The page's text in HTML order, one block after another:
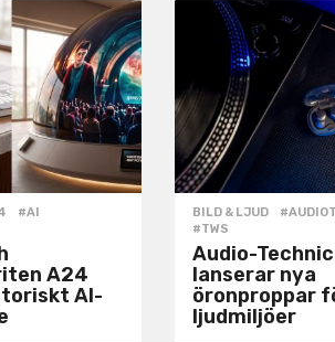
,#AI
A24
AI-
BILD & LJUD
#TWS
Audio-
lanserar nya
öronproppar
ljudmiljöer